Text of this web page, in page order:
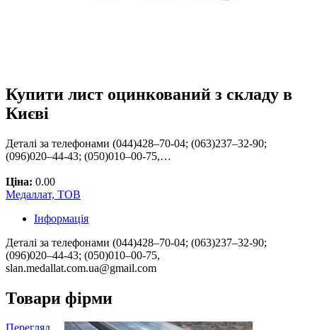
Купити лист оцинкований з складу в
Києві
Деталі за телефонами (044)428–70-04; (063)237–32-90;
(096)020–44-43; (050)010–00-75,…
Ціна: 0.00
Медаллат, ТОВ
Інформація
Деталі за телефонами (044)428–70-04; (063)237–32-90;
(096)020–44-43; (050)010–00-75,
slan.medallat.com.ua@gmail.com
Товари фірми